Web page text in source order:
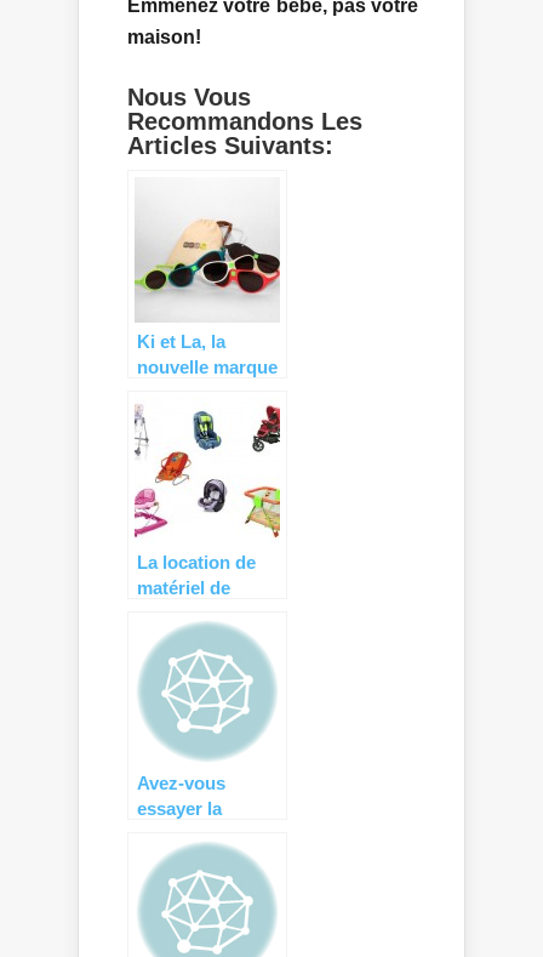
Emmenez votre bébé, pas votre
maison!
Nous Vous
Recommandons Les
Articles Suivants:
Ki et La, la
nouvelle marque
santé tendance !
La location de
matériel de
pensez-y !
Avez-vous
essayer la
matériel de
puériculture ?